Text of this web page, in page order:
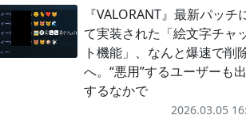
『VALORANT』最新パッチ
て実装された「絵文字チャ
ト機能」、なんと爆速で削
へ。“悪用”するユーザーも
するなかで
2026.03.05